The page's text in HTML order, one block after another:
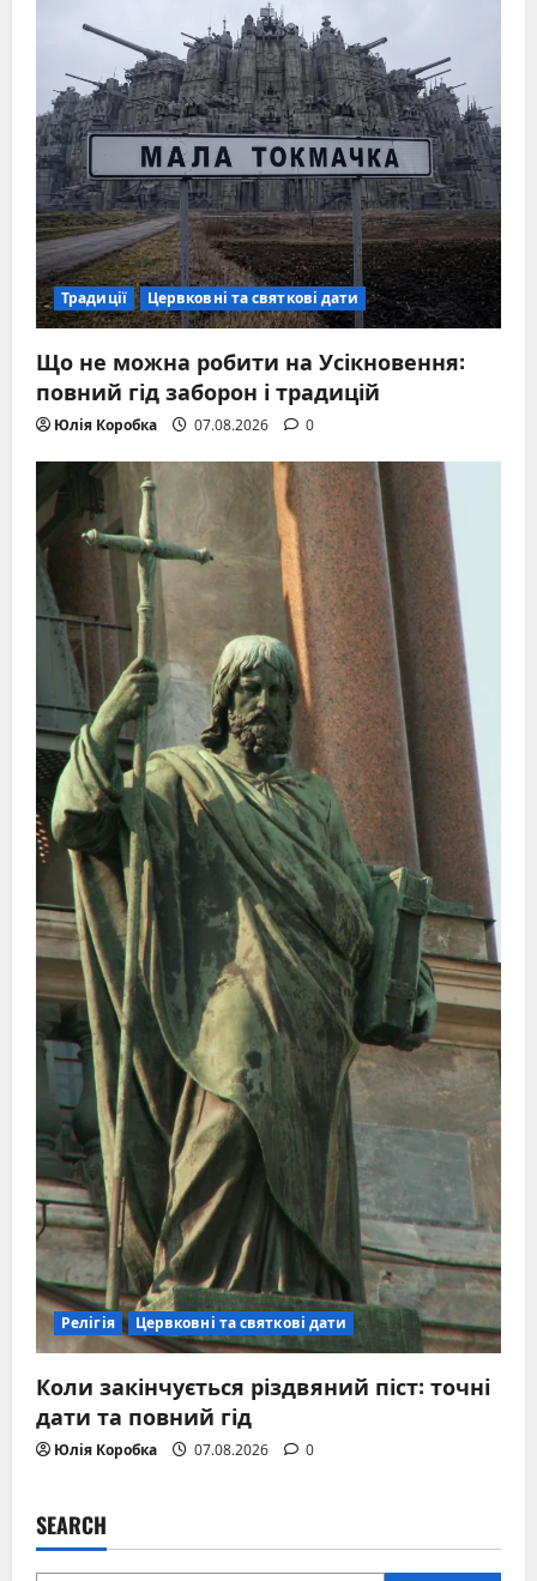
Традиції Цервковні та святкові дати
Що не можна робити на Усікновення:
повний гід заборон і традицій
Юлія Коробка 07.08.2026 0
Релігія Цервковні та святкові дати
Коли закінчується різдвяний піст: точні
дати та повний гід
Юлія Коробка 07.08.2026 0
SEARCH